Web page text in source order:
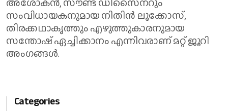
സംവിധായകനുമായ നിതിന്‍ ലൂക്കോസ്,
തിരക്കഥാകൃത്തും എഴുത്തുകാരനുമായ
സന്തോഷ് ഏച്ചിക്കാനം എന്നിവരാണ് മറ്റ് ജൂറി
അംഗങ്ങള്‍.
Categories